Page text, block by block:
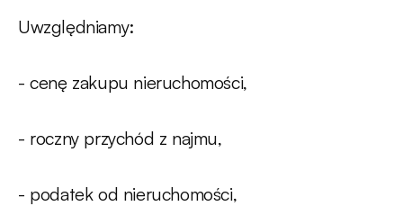
Uwzględniamy:
- cenę zakupu nieruchomości,
- roczny przychód z najmu,
- podatek od nieruchomości,